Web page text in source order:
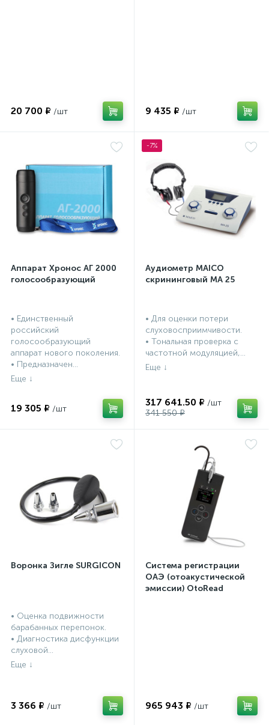
20 700 ₽ 9 435 ₽
Аппарат Хронос АГ 2000
голосообразующий
• Единственный
российский
голосообразующий
аппарат нового поколения.
• Предназначен...
19 305 ₽
-7%
Аудиометр MAICO
скрининговый МА 25
• Для оценки потери
слуховосприимчивости.
• Тональная проверка с
частотной модуляцией,...
317 641.50 ₽
341 550 ₽
Воронка Зигле SURGICON
• Оценка подвижности
барабанных перепонок.
• Диагностика дисфункции
слуховой...
3 366 ₽
Система регистрации
ОАЭ (отоакустической
эмиссии) OtoRead
965 943 ₽